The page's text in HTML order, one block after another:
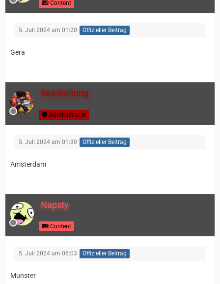
Content
5. Juli 2024 um 01:20 Offizieller Beitrag
Gera
Bearbeitung
Administrator
5. Juli 2024 um 01:30 Offizieller Beitrag
Amsterdam
Napsty
Content
5. Juli 2024 um 06:03 Offizieller Beitrag
Munster